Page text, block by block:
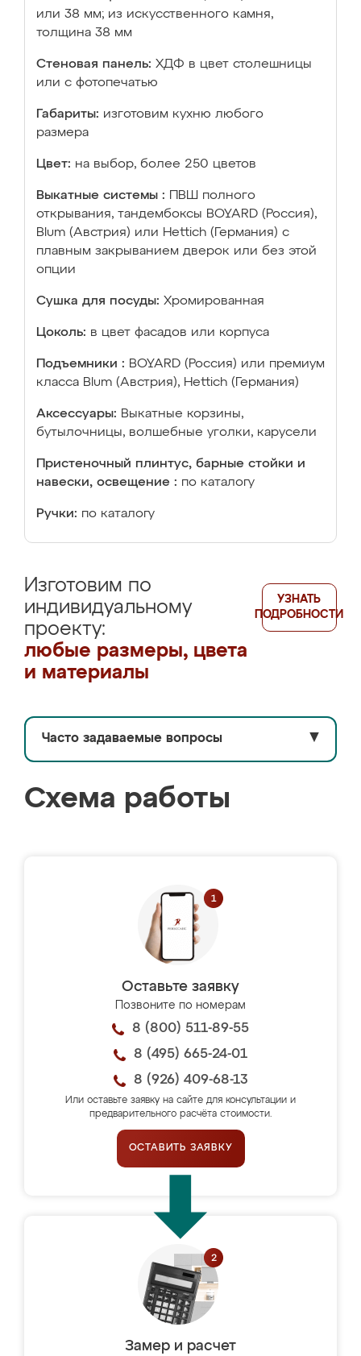
или 38 мм; из искусственного камня,
толщина 38 мм
Стеновая панель: ХДФ в цвет столешницы
или с фотопечатью
Габариты: изготовим кухню любого
размера
Цвет: на выбор, более 250 цветов
Выкатные системы :
ПВШ полного
открывания, тандембоксы BOYARD (Россия),
Blum (Австрия) или Hettich (Германия) с
плавным закрыванием дверок или без этой
опции
Сушка для посуды: Хромированная
Цоколь: в цвет фасадов или корпуса
Подъемники : BOYARD (Россия) или премиум
класса Blum (Австрия), Hettich (Германия)
Аксессуары: Выкатные корзины,
бутылочницы, волшебные уголки, карусели
Пристеночный плинтус, барные стойки и
навески, освещение : по каталогу
Ручки: по каталогу
Изготовим по
индивидуальному
проекту:
любые размеры, цвета
и материалы
УЗНАТЬ
ПОДРОБНОСТИ
Часто задаваемые вопросы ▼
Схема работы
Оставьте заявку
Позвоните по номерам
8 (800) 511-89-55
8 (495) 665-24-01
8 (926) 409-68-13
Или оставьте заявку на сайте для консультации и
предварительного расчёта стоимости.
ОСТАВИТЬ ЗАЯВКУ
Замер и расчет